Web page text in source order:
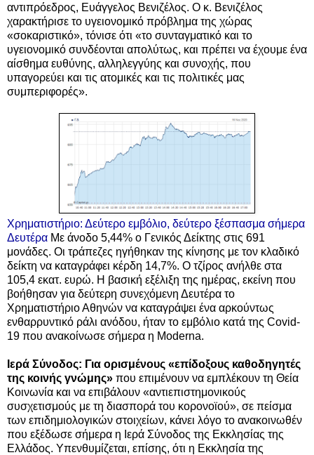
αντιπρόεδρος, Ευάγγελος Βενιζέλος. Ο κ. Βενιζέλος
χαρακτήρισε το υγειονομικό πρόβλημα της χώρας
«σοκαριστικό», τόνισε ότι «το συνταγματικό και το
υγειονομικό συνδέονται απολύτως, και πρέπει να έχουμε ένα
αίσθημα ευθύνης, αλληλεγγύης και συνοχής, που
υπαγορεύει και τις ατομικές και τις πολιτικές μας
συμπεριφορές».
Χρηματιστήριο: Δεύτερο εμβόλιο, δεύτερο ξέσπασμα σήμερα
Δευτέρα Με άνοδο 5,44% ο Γενικός Δείκτης στις 691
μονάδες. Οι τράπεζες ηγήθηκαν της κίνησης με τον κλαδικό
δείκτη να καταγράφει κέρδη 14,7%. Ο τζίρος ανήλθε στα
105,4 εκατ. ευρώ. Η βασική εξέλιξη της ημέρας, εκείνη που
βοήθησαν για δεύτερη συνεχόμενη Δευτέρα το
Χρηματιστήριο Αθηνών να καταγράψει ένα αρκούντως
ενθαρρυντικό ράλι ανόδου, ήταν το εμβόλιο κατά της Covid-
19 που ανακοίνωσε σήμερα η Moderna.
Ιερά Σύνοδος: Για ορισμένους «επίδοξους καθοδηγητές
της κοινής γνώμης» που επιμένουν να εμπλέκουν τη Θεία
Κοινωνία και να επιβάλουν «αντιεπιστημονικούς
συσχετισμούς με τη διασπορά του κορονοϊού», σε πείσμα
των επιδημιολογικών στοιχείων, κάνει λόγο το ανακοινωθέν
που εξέδωσε σήμερα η Ιερά Σύνοδος της Εκκλησίας της
Ελλάδος. Υπενθυμίζεται, επίσης, ότι η Εκκλησία της